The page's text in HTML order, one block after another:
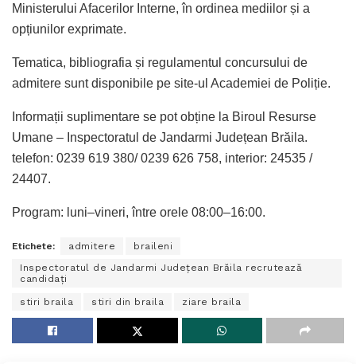
Ministerului Afacerilor Interne, în ordinea mediilor și a
opțiunilor exprimate.
Tematica, bibliografia și regulamentul concursului de
admitere sunt disponibile pe site-ul Academiei de Poliție.
Informații suplimentare se pot obține la Biroul Resurse
Umane – Inspectoratul de Jandarmi Județean Brăila.
telefon: 0239 619 380/ 0239 626 758, interior: 24535 /
24407.
Program: luni–vineri, între orele 08:00–16:00.
Etichete: admitere
braileni
Inspectoratul de Jandarmi Județean Brăila recrutează
candidați
stiri braila stiri din braila ziare braila